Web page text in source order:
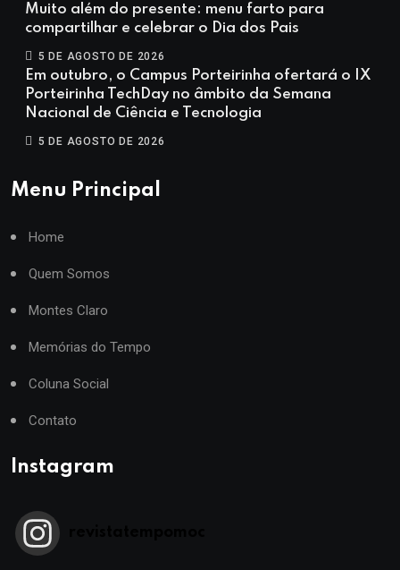
Muito além do presente: menu farto para
compartilhar e celebrar o Dia dos Pais
5 DE AGOSTO DE 2026
Em outubro, o Campus Porteirinha ofertará o IX
Porteirinha TechDay no âmbito da Semana
Nacional de Ciência e Tecnologia
5 DE AGOSTO DE 2026
Menu Principal
Home
Quem Somos
Montes Claro
Memórias do Tempo
Coluna Social
Contato
Instagram